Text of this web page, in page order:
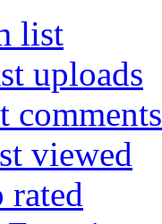
list
uploads
comments
viewed
rated